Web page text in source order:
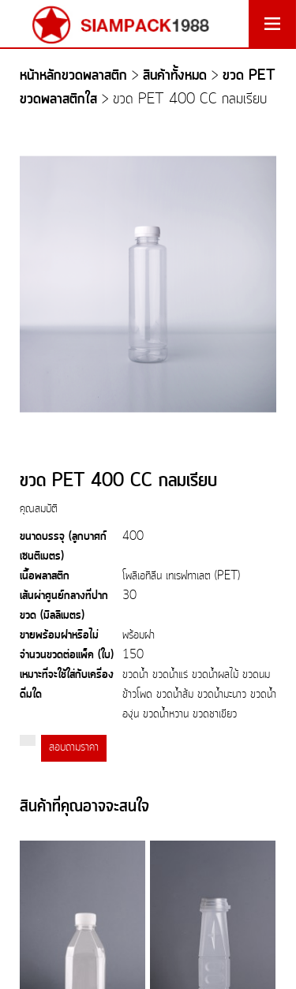
หน้าหลักขวดพลาสติก > สินค้าทั้งหมด > ขวด PET
ขวดพลาสติกใส > ขวด PET 400 CC กลมเรียบ
ขวด PET 400 CC กลมเรียบ
คุณสมบัติ
ขนาดบรรจุ (ลูกบาศก์
เซนติเมตร)
400
เนื้อพลาสติก โพลิเอทิลีน เทเรฟทาเลต (PET)
เส้นผ่าศูนย์กลางที่ปาก
ขวด (มิลลิเมตร)
30
ขายพร้อมฝาหรือไม่ พร้อมฝา
จำนวนขวดต่อแพ็ค (ใบ) 150
เหมาะที่จะใช้ใส่กับเครื่อง
ดื่มใด
ขวดน้ำ ขวดน้ำแร่ ขวดน้ำผลไม้ ขวดนม
ข้าวโพด ขวดน้ำส้ม ขวดน้ำมะนาว ขวดน้ำ
องุ่น ขวดน้ำหวาน ขวดชาเขียว
สอบถามราคา
สินค้าที่คุณอาจจะสนใจ